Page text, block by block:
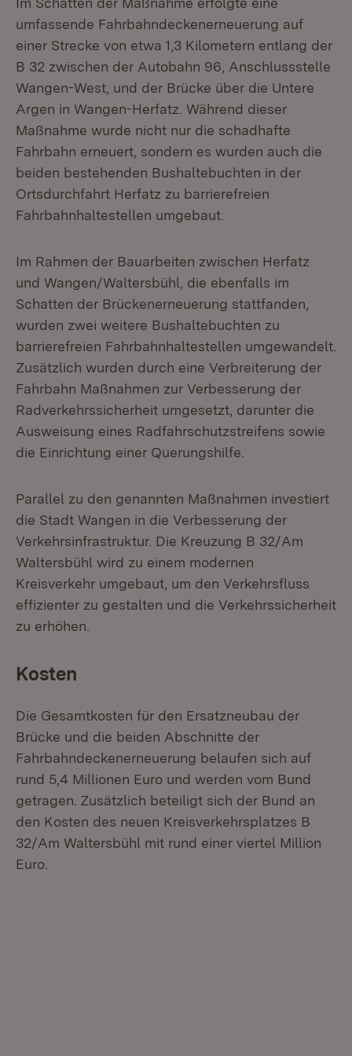
umfassende Fahrbahndeckenerneuerung auf
einer Strecke von etwa 1,3 Kilometern entlang der
B 32 zwischen der Autobahn 96, Anschlussstelle
Wangen-West, und der Brücke über die Untere
Argen in Wangen-Herfatz. Während dieser
Maßnahme wurde nicht nur die schadhafte
Fahrbahn erneuert, sondern es wurden auch die
beiden bestehenden Bushaltebuchten in der
Ortsdurchfahrt Herfatz zu barrierefreien
Fahrbahnhaltestellen umgebaut.
Im Rahmen der Bauarbeiten zwischen Herfatz
und Wangen/Waltersbühl, die ebenfalls im
Schatten der Brückenerneuerung stattfanden,
wurden zwei weitere Bushaltebuchten zu
barrierefreien Fahrbahnhaltestellen umgewandelt.
Zusätzlich wurden durch eine Verbreiterung der
Fahrbahn Maßnahmen zur Verbesserung der
Radverkehrssicherheit umgesetzt, darunter die
Ausweisung eines Radfahrschutzstreifens sowie
die Einrichtung einer Querungshilfe.
Parallel zu den genannten Maßnahmen investiert
die Stadt Wangen in die Verbesserung der
Verkehrsinfrastruktur. Die Kreuzung B 32/Am
Waltersbühl wird zu einem modernen
Kreisverkehr umgebaut, um den Verkehrsfluss
effizienter zu gestalten und die Verkehrssicherheit
zu erhöhen.
Kosten
Die Gesamtkosten für den Ersatzneubau der
Brücke und die beiden Abschnitte der
Fahrbahndeckenerneuerung belaufen sich auf
rund 5,4 Millionen Euro und werden vom Bund
getragen. Zusätzlich beteiligt sich der Bund an
den Kosten des neuen Kreisverkehrsplatzes B
32/Am Waltersbühl mit rund einer viertel Million
Euro.